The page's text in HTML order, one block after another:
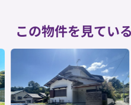
この物件を見てい